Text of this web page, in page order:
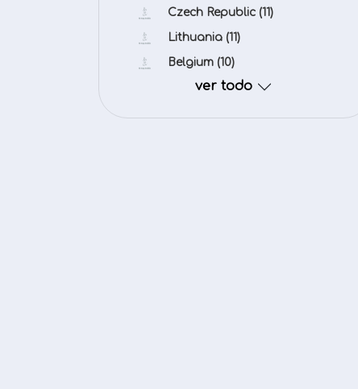
Czech Republic (11)
Lithuania (11)
Belgium (10)
ver todo